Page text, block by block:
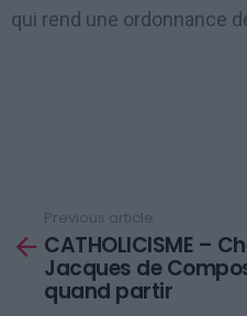
qui rend une ordonnance
more
Previous article
CATHOLICISME –
Jacques de
quand partir